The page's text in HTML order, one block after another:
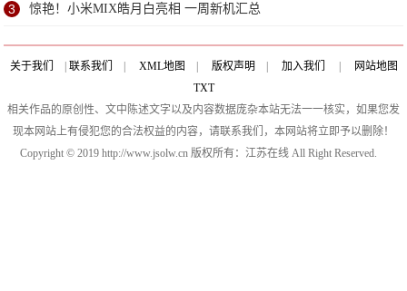
决方案
3 惊艳！小米MIX皓月白亮相 一周新机汇总
关于我们 联系我们 XML地图 版权声明 加入我们
网站地图
TXT
相关作品的原创性、文中陈述文字以及内容数据庞杂本站无法一一核实，如果您发
现本网站上有侵犯您的合法权益的内容，请联系我们，本网站将立即予以删除！
Copyright © 2019 http://www.jsolw.cn 版权所有：江苏在线 All Right Reserved.